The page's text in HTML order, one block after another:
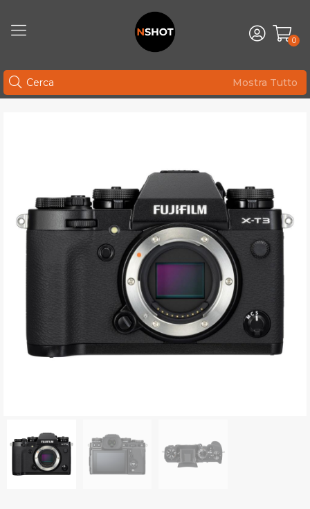
0
Mostra Tutto